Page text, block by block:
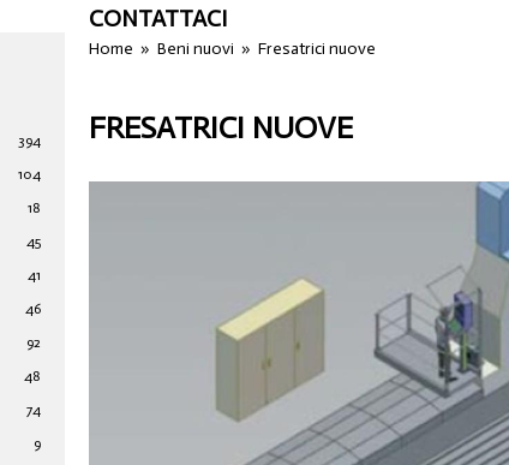
CONTATTACI
394
104
18
45
41
46
92
48
74
9
Home »Beni nuovi »Fresatrici nuove
FRESATRICI NUOVE